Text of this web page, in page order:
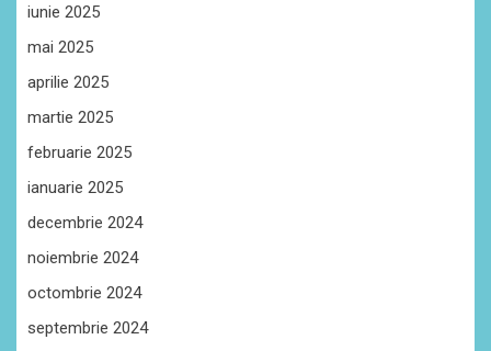
iunie 2025
mai 2025
aprilie 2025
martie 2025
februarie 2025
ianuarie 2025
decembrie 2024
noiembrie 2024
octombrie 2024
septembrie 2024